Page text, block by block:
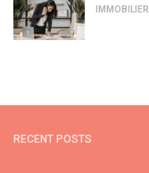
IMMOBILIER
RECENT POSTS